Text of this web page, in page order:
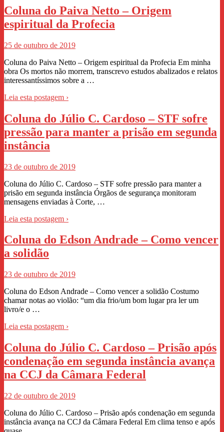
Coluna do Paiva Netto – Origem
espiritual da Profecia
25 de outubro de 2019
Coluna do Paiva Netto – Origem espiritual da Profecia Em minha
obra Os mortos não morrem, transcrevo estudos abalizados e relatos
interessantíssimos sobre a …
Leia esta postagem ›
Coluna do Júlio C. Cardoso – STF sofre
pressão para manter a prisão em segunda
instância
23 de outubro de 2019
Coluna do Júlio C. Cardoso – STF sofre pressão para manter a
prisão em segunda instância Órgãos de segurança monitoram
mensagens enviadas à Corte, …
Leia esta postagem ›
Coluna do Edson Andrade – Como vencer
a solidão
23 de outubro de 2019
Coluna do Edson Andrade – Como vencer a solidão Costumo
chamar notas ao violão: “um dia frio/um bom lugar pra ler um
livro/e o …
Leia esta postagem ›
Coluna do Júlio C. Cardoso – Prisão após
condenação em segunda instância avança
na CCJ da Câmara Federal
22 de outubro de 2019
Coluna do Júlio C. Cardoso – Prisão após condenação em segunda
instância avança na CCJ da Câmara Federal Em clima tenso e após